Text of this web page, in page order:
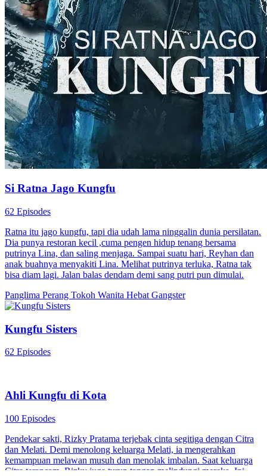
Si Ratna Jago Kungfu
62 Episodes
Ratna itu jago kungfu, tapi dia udah lama ninggalin dunia persilatan.
Dia punya restoran kecil ,cuma pengen hidup tenang bersama
putrinya Lina, dan saling menjaga. Sampai suatu hari, Reyhan dan
anak buahnya menyakiti Lina. Melihat putrinya terluka, Ratna tak
bisa diam lagi. Jalan balas dendam demi sang putri pun dimulai.
Panglima Perang Tokoh Wanita Hebat Gangster
Kungfu Sisters
62 Episodes
Ahli Kungfu di Kota
100 Episodes
Pendekar sakti, Rizky Pratama terjebak cinta segitiga dengan Citra
dan Melati. Demi menolong keluarga Melati, ia mengerahkan
kemampuan melawan musuh dan menolak imbalan. Saat keluarga
Citra terancam, Rizky juga turun tangan melindungi mereka. Ini